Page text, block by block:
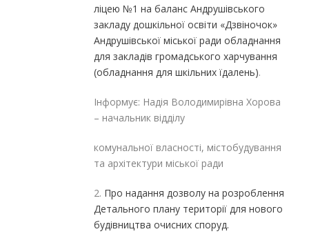
ліцею №1 на баланс Андрушівського
закладу дошкільної освіти «Дзвіночок»
Андрушівської міської ради обладнання
для закладів громадського харчування
(обладнання для шкільних їдалень).
Інформує: Надія Володимирівна Хорова
– начальник відділу
комунальної власності, містобудування
та архітектури міської ради
2. Про надання дозволу на розроблення
Детального плану території для нового
будівництва очисних споруд.